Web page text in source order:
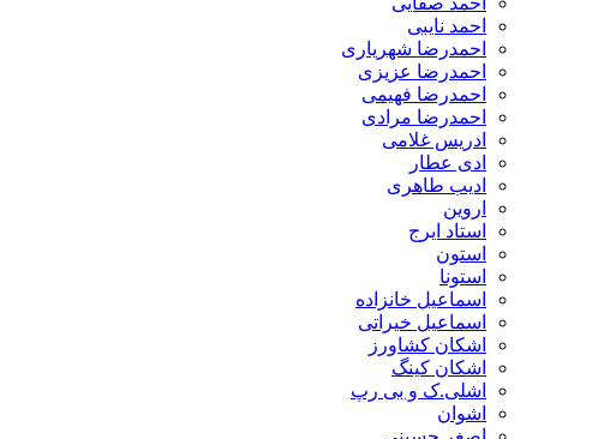
احمد نایبی
احمدرضا شهریاری
احمدرضا عزیزی
احمدرضا فهیمی
احمدرضا مرادی
ادریس غلامی
ادی عطار
ادیب طاهری
اروین
استاد ایرج
استون
استونا
اسماعیل خانزاده
اسماعیل خیراتی
اشکان کشاورز
اشکان کینگ
اشلی.ک و بی رپ
اشوان